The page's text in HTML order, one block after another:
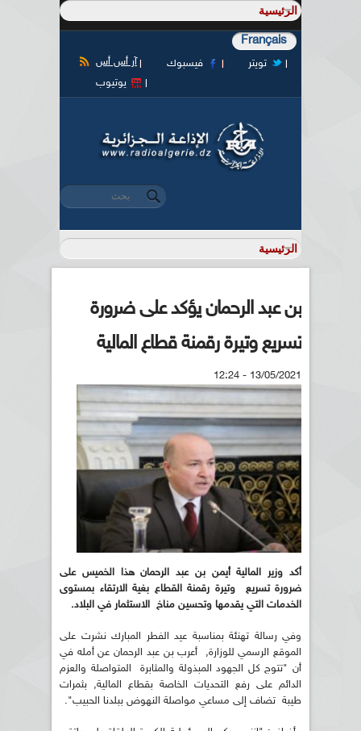
Français
آر أس أس فيسبوك
تويتر
يوتيوب
استمارة البحث
‏بحث ‏
بن عبد الرحمان يؤكد على ضرورة
تسريع وتيرة رقمنة قطاع المالية
13/05/2021 - 12:24
أكد وزير المالية أيمن بن عبد الرحمان هذا الخميس على
ضرورة تسريع وتيرة رقمنة القطاع بغية الارتقاء بمستوى
الخدمات التي يقدمها وتحسين مناخ الاستثمار في البلاد.
وفي رسالة تهنئة بمناسبة عيد الفطر المبارك نشرت على
الموقع الرسمي للوزارة, أعرب بن عبد الرحمان عن أمله في
أن "تتوج كل الجهود المبذولة والمثابرة المتواصلة والعزم
الدائم على رفع التحديات الخاصة بقطاع المالية, بثمرات
طيبة تضاف إلى مساعي مواصلة النهوض ببلدنا الحبيب".